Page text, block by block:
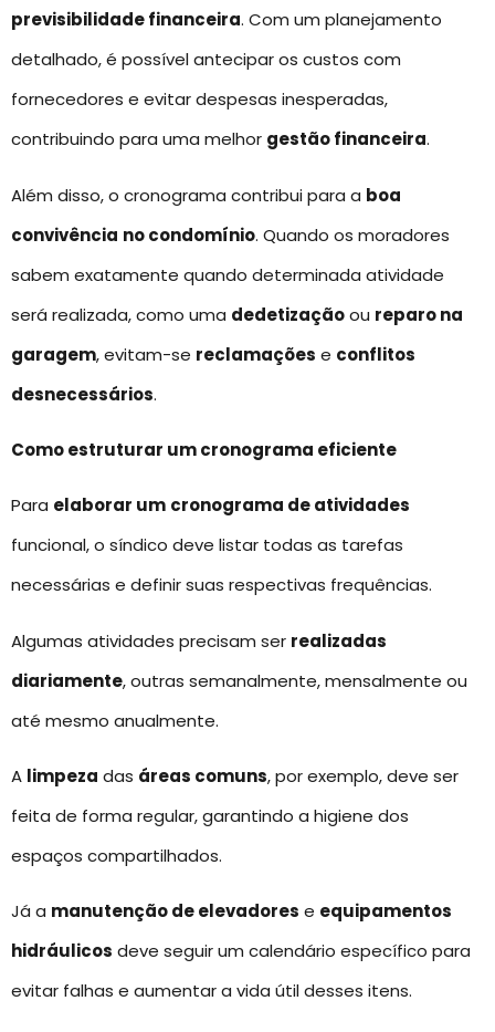
previsibilidade financeira. Com um planejamento
detalhado, é possível antecipar os custos com
fornecedores e evitar despesas inesperadas,
contribuindo para uma melhor gestão financeira.
Além disso, o cronograma contribui para a boa
convivência no condomínio. Quando os moradores
sabem exatamente quando determinada atividade
será realizada, como uma dedetizaçãoou reparo na
garagem, evitam-se reclamações e conflitos
desnecessários.
Como estruturar um cronograma eficiente
Para elaborar um cronograma de atividades
funcional, o síndico deve listar todas as tarefas
necessárias e definir suas respectivas frequências.
Algumas atividades precisam ser realizadas
diariamente, outras semanalmente, mensalmente ou
até mesmo anualmente.
A limpeza das áreas comuns, por exemplo, deve ser
feita de forma regular, garantindo a higiene dos
espaços compartilhados.
Já a manutenção de elevadores e equipamentos
hidráulicos deve seguir um calendário específico para
evitar falhas e aumentar a vida útil desses itens.